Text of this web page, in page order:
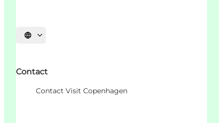
Sprache auswählen
Contact
Contact Visit Copenhagen